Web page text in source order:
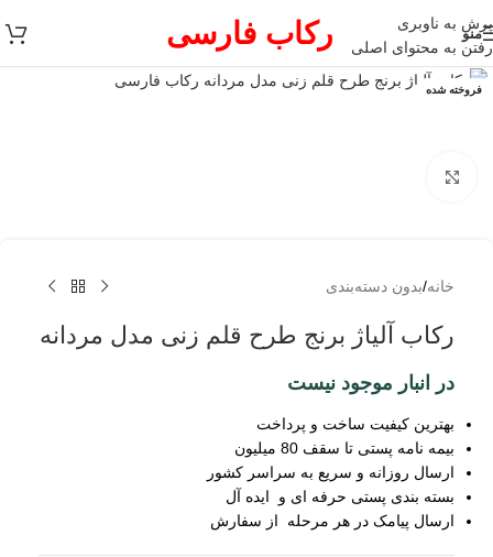
پرش به ناوبری
رفتن به محتوای اصلی
منو رکاب فارسی
فروخته شده
خانه/بدون دسته‌بندی
رکاب آلیاژ برنج طرح قلم زنی مدل مردانه
در انبار موجود نیست
بهترین کیفیت ساخت و پرداخت
بیمه نامه پستی تا سقف 80 میلیون
ارسال روزانه و سریع به سراسر کشور
بسته بندی پستی حرفه ای و ایده آل
ارسال پیامک در هر مرحله از سفارش